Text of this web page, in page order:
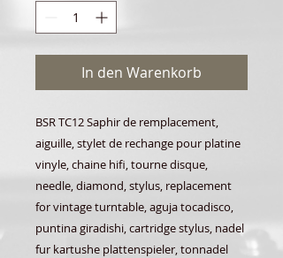
In den Warenkorb
BSR TC12 Saphir de remplacement,
aiguille, stylet de rechange pour platine
vinyle, chaine hifi, tourne disque,
needle, diamond, stylus, replacement
for vintage turntable, aguja tocadisco,
puntina giradishi, cartridge stylus, nadel
fur kartushe plattenspieler, tonnadel